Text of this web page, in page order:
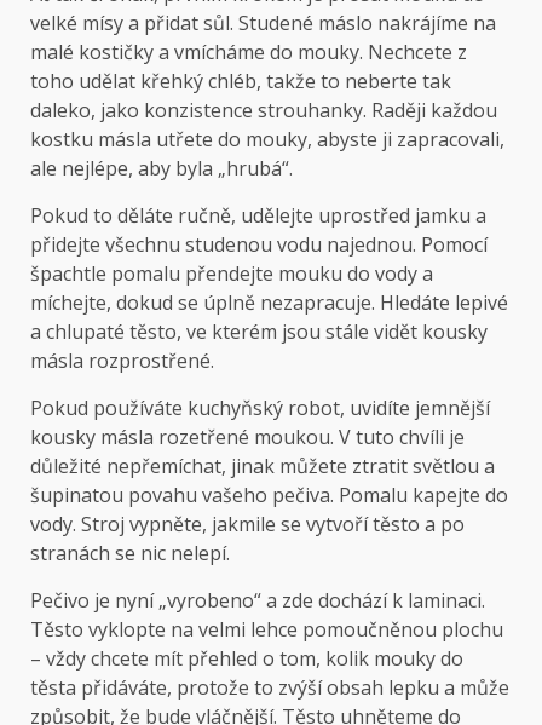
velké mísy a přidat sůl. Studené máslo nakrájíme na
malé kostičky a vmícháme do mouky. Nechcete z
toho udělat křehký chléb, takže to neberte tak
daleko, jako konzistence strouhanky. Raději každou
kostku másla utřete do mouky, abyste ji zapracovali,
ale nejlépe, aby byla „hrubá“.
Pokud to děláte ručně, udělejte uprostřed jamku a
přidejte všechnu studenou vodu najednou. Pomocí
špachtle pomalu přendejte mouku do vody a
míchejte, dokud se úplně nezapracuje. Hledáte lepivé
a chlupaté těsto, ve kterém jsou stále vidět kousky
másla rozprostřené.
Pokud používáte kuchyňský robot, uvidíte jemnější
kousky másla rozetřené moukou. V tuto chvíli je
důležité nepřemíchat, jinak můžete ztratit světlou a
šupinatou povahu vašeho pečiva. Pomalu kapejte do
vody. Stroj vypněte, jakmile se vytvoří těsto a po
stranách se nic nelepí.
Pečivo je nyní „vyrobeno“ a zde dochází k laminaci.
Těsto vyklopte na velmi lehce pomoučněnou plochu
– vždy chcete mít přehled o tom, kolik mouky do
těsta přidáváte, protože to zvýší obsah lepku a může
způsobit, že bude vláčnější. Těsto uhněteme do